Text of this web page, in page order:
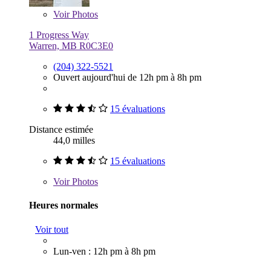
VoirPhotos
1 Progress Way
Warren, MB R0C3E0
(204) 322-5521
Ouvert aujourd'hui de 12h pm à 8h pm
15 évaluations
Distance estimée
44,0 milles
15 évaluations
VoirPhotos
Heures normales
Voir tout
Lun-ven : 12h pm à 8h pm